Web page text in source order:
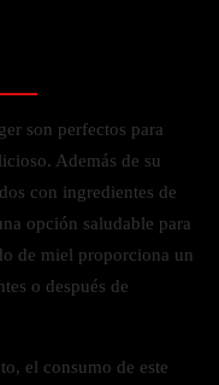
son perfectos para
Además de su
con ingredientes de
opción saludable para
de miel proporciona un
o después de
el consumo de este